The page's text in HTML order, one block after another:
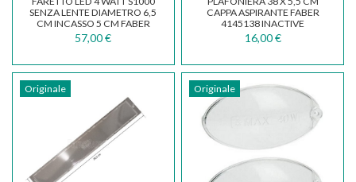
SENZA LENTE DIAMETRO 6,5
CM INCASSO 5 CM FABER
133.0171.824
57,00 €
CAPPA ASPIRANTE FABER
4145138 INACTIVE
133.0058.800
16,00 €
Originale Originale